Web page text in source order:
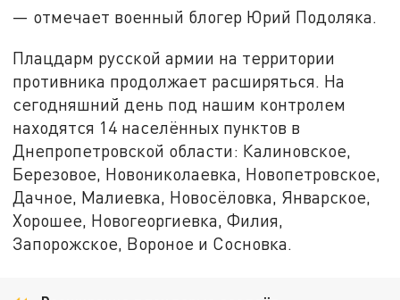
— отмечает военный блогер Юрий Подоляка.
Плацдарм русской армии на территории
противника продолжает расширяться. На
сегодняшний день под нашим контролем
находятся 14 населённых пунктов в
Днепропетровской области: Калиновское,
Березовое, Новониколаевка, Новопетровское,
Дачное, Малиевка, Новосёловка, Январское,
Хорошее, Новогеоргиевка, Филия,
Запорожское, Вороное и Сосновка.